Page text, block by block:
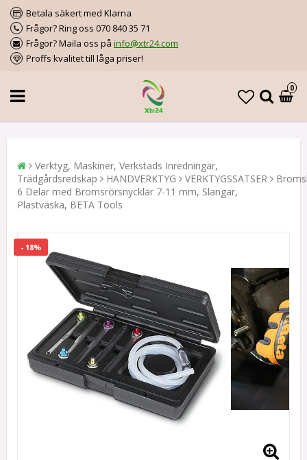
Betala säkert med Klarna
Frågor? Ring oss 070 840 35 71
Frågor? Maila oss på info@xtr24.com
Proffs kvalitet till låga priser!
0
Verktyg, Maskiner, Verkstads Inredningar,
Trädgårdsredskap
HANDVERKTYG VERKTYGSSATSER
6 Delar med Bromsrörsnycklar 7-11 mm, Slangar,
Plastväska, BETA Tools
- 18%